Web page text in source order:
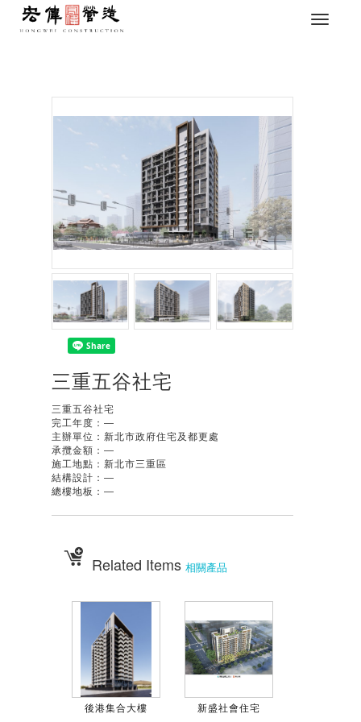
三重五谷社宅
三重五谷社宅
完工年度：—
主辦單位：新北市政府住宅及都更處
承攬金額：—
施工地點：新北市三重區
結構設計：—
總樓地板：—
Related Items 相關產品
後港集合大樓 新盛社會住宅